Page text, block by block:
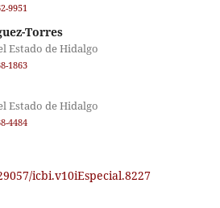
9951
Torres
Estado de Hidalgo
1863
Estado de Hidalgo
4484
icbi.v10iEspecial.8227